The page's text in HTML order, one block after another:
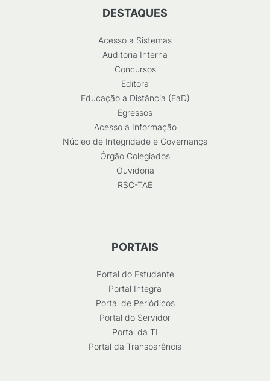
DESTAQUES
Acesso a Sistemas
Auditoria Interna
Concursos
Editora
Educação a Distância (EaD)
Egressos
Acesso à Informação
Núcleo de Integridade e Governança
Órgão Colegiados
Ouvidoria
RSC-TAE
PORTAIS
Portal do Estudante
Portal Integra
Portal de Periódicos
Portal do Servidor
Portal da TI
Portal da Transparência